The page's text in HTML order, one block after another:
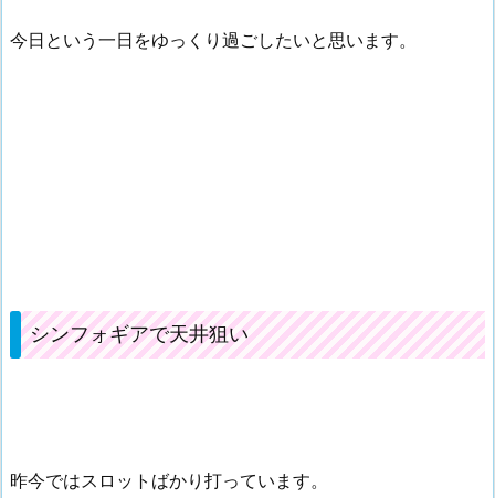
今日という一日をゆっくり過ごしたいと思います。
シンフォギアで天井狙い
昨今ではスロットばかり打っています。